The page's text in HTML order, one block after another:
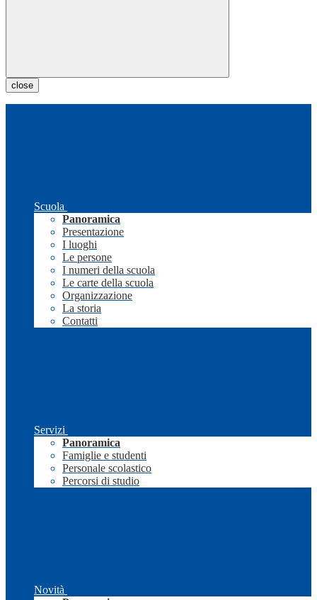
close
Scuola
Panoramica
Presentazione
I luoghi
Le persone
I numeri della scuola
Le carte della scuola
Organizzazione
La storia
Contatti
Servizi
Panoramica
Famiglie e studenti
Personale scolastico
Percorsi di studio
Novità